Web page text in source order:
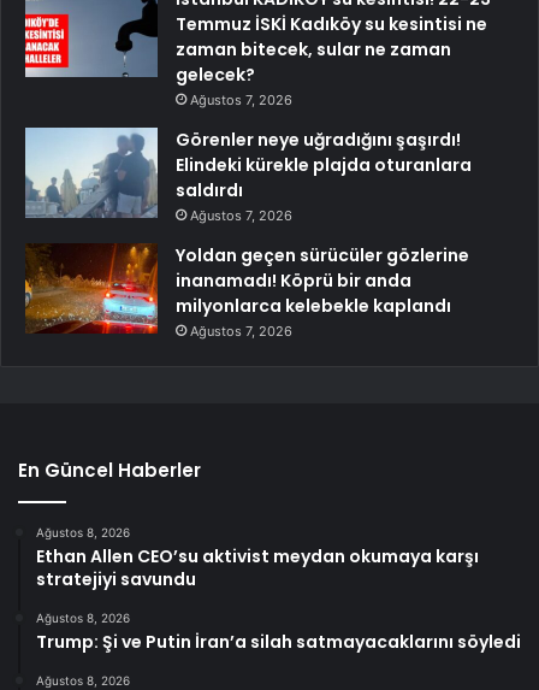
Temmuz İSKİ Kadıköy su kesintisi ne
zaman bitecek, sular ne zaman
gelecek?
Ağustos 7, 2026
Görenler neye uğradığını şaşırdı!
Elindeki kürekle plajda oturanlara
saldırdı
Ağustos 7, 2026
Yoldan geçen sürücüler gözlerine
inanamadı! Köprü bir anda
milyonlarca kelebekle kaplandı
Ağustos 7, 2026
En Güncel Haberler
Ağustos 8, 2026
Ethan Allen CEO’su aktivist meydan okumaya karşı
stratejiyi savundu
Ağustos 8, 2026
Trump: Şi ve Putin İran’a silah satmayacaklarını söyledi
Ağustos 8, 2026